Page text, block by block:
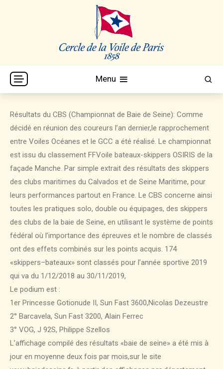
CVP
Cercle de la Voile de Paris
Menu
Résultats du CBS (Championnat de Baie de Seine): Comme
décidé en réunion des coureurs l’an dernier,le rapprochement
entre Voiles Océanes et le GCC a été réalisé. Le championnat
est issu du classement FFVoile bateaux-skippers OSIRIS de la
façade Manche. Par simple extrait des résultats des skippers
des clubs maritimes du Calvados et de Seine Maritime, pour
leurs performances partout en France. Le CBS concerne ainsi
toutes les pratiques solo, double ou équipages, des skippers
des clubs de la baie de Seine, en utilisant le système de points
fédéral où l’importance des épreuves et le nombre de classés
ont des effets combinés sur les points acquis. 174
«skippers–bateaux» sont classés pour l’année sportive 2019
qui va du 1/12/2018 au 30/11/2019,
Le podium est :
1er Princesse Gotionude II, Sun Fast 3600,Nicolas Dezeustre
2° Barcavela, Sun Fast 3200, Alain Ferrec
3° VOG, J 92S, Philippe Szellos
L’affichage compilé des résultats «baie de seine» a été mis à
jour en moyenne deux fois par mois,sur le site